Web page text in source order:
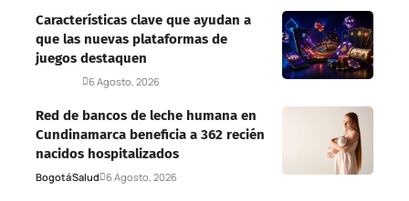
Características clave que ayudan a
que las nuevas plataformas de
juegos destaquen
6 Agosto, 2026
Red de bancos de leche humana en
Cundinamarca beneficia a 362 recién
nacidos hospitalizados
BogotáSalud 6 Agosto, 2026